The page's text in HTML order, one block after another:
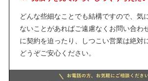
どんな些細なことでも結構ですので、気
ないことがあればご遠慮なくお問い合わ
に契約を迫ったり、しつこい営業は絶対
どうぞご安心ください。